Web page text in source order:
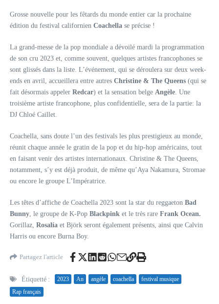
Grosse nouvelle pour les fêtards du monde entier car la prochaine
édition du festival californien Coachella se précise !
La grand-messe de la pop mondiale a dévoilé mardi la programmation
de son cru 2023 et, comme souvent, quelques artistes francophones se
sont glissés dans la liste. L’événement, qui se déroulera sur deux week-
ends en avril, accueillera entre autres Christine & The Queens (qui se
fait désormais appeler Redcar) et la sensation belge Angèle . Une
troisième artiste francophone, plus confidentielle, sera de la partie: la
DJ Chloé Caillet.
Coachella, sans doute l’un des festivals les plus prestigieux au monde,
réunit chaque année le gratin de la pop et du hip-hop américains, tout
en faisant venir des artistes internationaux. Christine & The Queens,
notamment, s’y est déjà produit, de même qu’Aya Nakamura, Stromae
ou encore le groupe L’Impératrice.
Les têtes d’affiche de Coachella 2023 sont la star du reggaeton Bad
Bunny , le groupe de K-Pop Blackpink et le très rare Frank Ocean.
Gorillaz, Rosalía et Björk seront également présents, ainsi que Calvin
Harris ou encore Burna Boy.
Partagez l'article
Étiquetté : 2023 An angèle coachella
festival musique
Rap français